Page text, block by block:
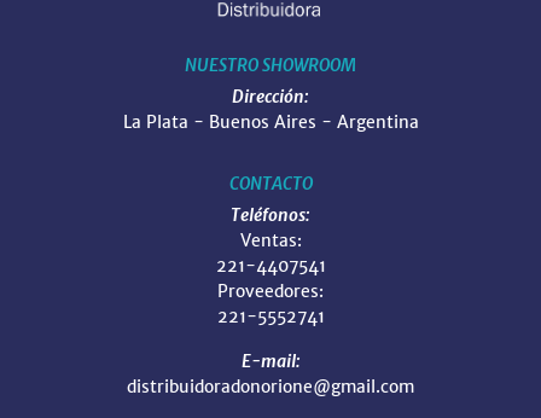
NUESTRO SHOWROOM
Dirección:
La Plata - Buenos Aires - Argentina
CONTACTO
Teléfonos:
Ventas:
221-4407541
Proveedores:
221-5552741
E-mail:
distribuidoradonorione@gmail.com